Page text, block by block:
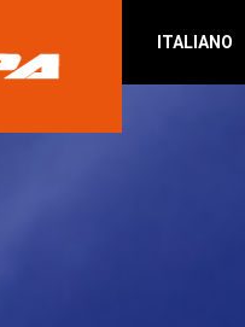
ITALIANO